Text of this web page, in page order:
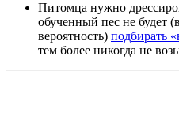
Питомца нужно
обученный пес не будет
вероятность) подбирать
тем более никогда не